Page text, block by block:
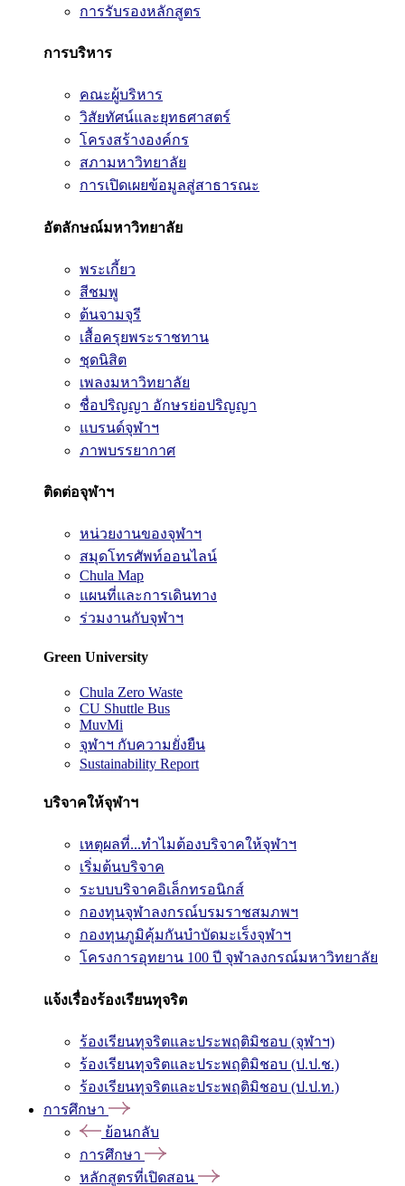
การรับรองหลักสูตร
การบริหาร
คณะผู้บริหาร
วิสัยทัศน์และยุทธศาสตร์
โครงสร้างองค์กร
สภามหาวิทยาลัย
การเปิดเผยข้อมูลสู่สาธารณะ
อัตลักษณ์มหาวิทยาลัย
พระเกี้ยว
สีชมพู
ต้นจามจุรี
เสื้อครุยพระราชทาน
ชุดนิสิต
เพลงมหาวิทยาลัย
ชื่อปริญญา อักษรย่อปริญญา
แบรนด์จุฬาฯ
ภาพบรรยากาศ
ติดต่อจุฬาฯ
หน่วยงานของจุฬาฯ
สมุดโทรศัพท์ออนไลน์
Chula Map
แผนที่และการเดินทาง
ร่วมงานกับจุฬาฯ
Green University
Chula Zero Waste
CU Shuttle Bus
MuvMi
จุฬาฯ กับความยั่งยืน
Sustainability Report
บริจาคให้จุฬาฯ
เหตุผลที่...ทำไมต้องบริจาคให้จุฬาฯ
เริ่มต้นบริจาค
ระบบบริจาคอิเล็กทรอนิกส์
กองทุนจุฬาลงกรณ์บรมราชสมภพฯ
กองทุนภูมิคุ้มกันบำบัดมะเร็งจุฬาฯ
โครงการอุทยาน 100 ปี จุฬาลงกรณ์มหาวิทยาลัย
แจ้งเรื่องร้องเรียนทุจริต
ร้องเรียนทุจริตและประพฤติมิชอบ (จุฬาฯ)
ร้องเรียนทุจริตและประพฤติมิชอบ (ป.ป.ช.)
ร้องเรียนทุจริตและประพฤติมิชอบ (ป.ป.ท.)
การศึกษา
ย้อนกลับ
การศึกษา
หลักสูตรที่เปิดสอน